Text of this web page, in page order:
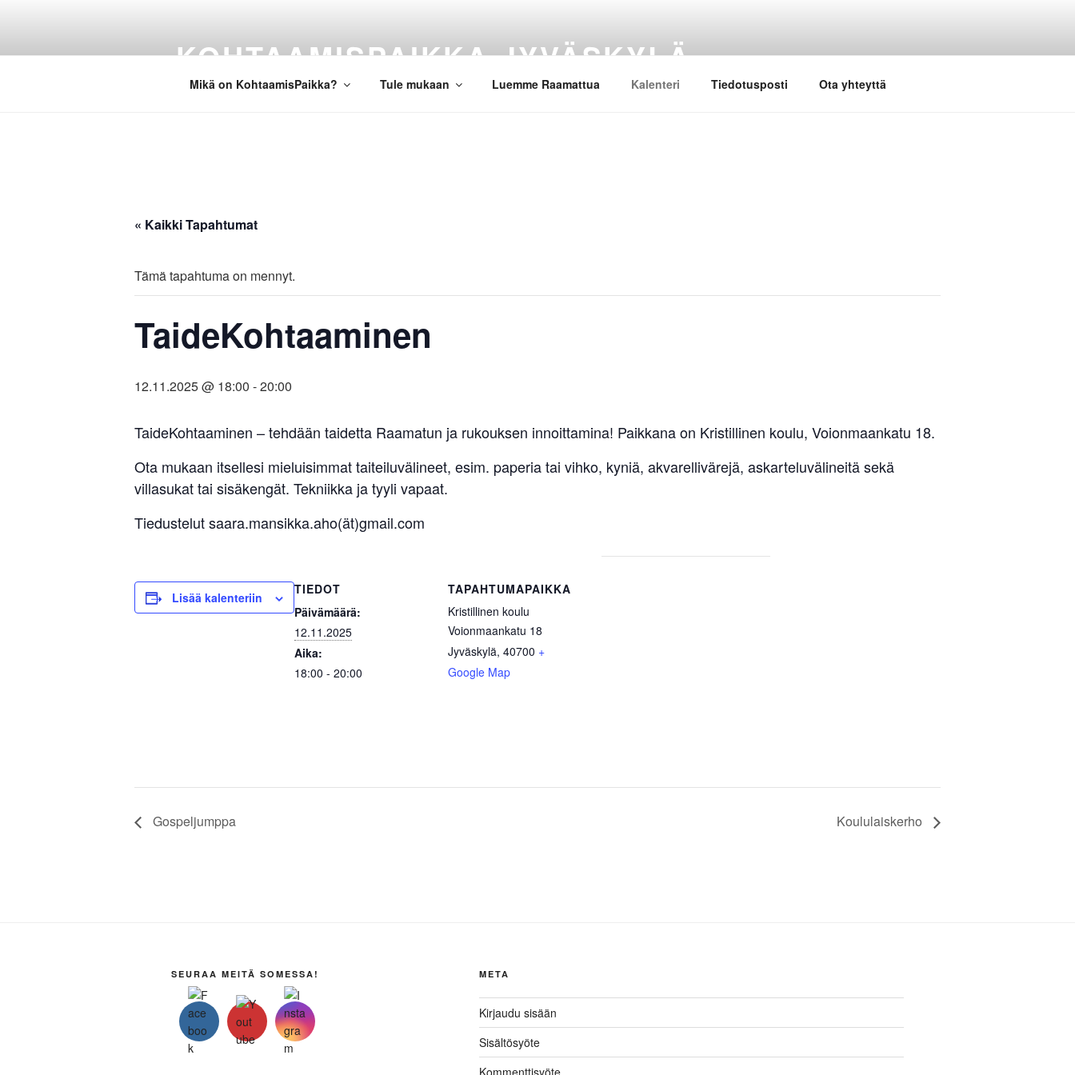
KOHTAAMISPAIKKA JYVÄSKYLÄ
Mikä on KohtaamisPaikka? Tule mukaan Luemme Raamattua Kalenteri Tiedotusposti Ota yhteyttä
« Kaikki Tapahtumat
Tämä tapahtuma on mennyt.
TaideKohtaaminen
12.11.2025 @ 18:00 -20:00
TaideKohtaaminen – tehdään taidetta Raamatun ja rukouksen innoittamina! Paikkana on Kristillinen koulu, Voionmaankatu 18.
Ota mukaan itsellesi mieluisimmat taiteiluvälineet, esim. paperia tai vihko, kyniä, akvarellivärejä, askarteluvälineitä sekä
villasukat tai sisäkengät. Tekniikka ja tyyli vapaat.
Tiedustelut saara.mansikka.aho(ät)gmail.com
Lisää kalenteriin
TIEDOT
Päivämäärä:
12.11.2025
Aika:
18:00 - 20:00
TAPAHTUMAPAIKKA
Kristillinen koulu
Voionmaankatu 18
Jyväskylä, 40700 +
Google Map
Gospeljumppa Koululaiskerho
SEURAA MEITÄ SOMESSA! META
Kirjaudu sisään
Sisältösyöte
Kommenttisyöte